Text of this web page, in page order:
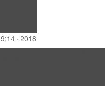
9:14 · 2018